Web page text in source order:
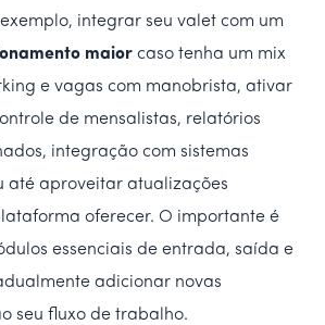
integrar seu valet com um
maior caso tenha um mix
e vagas com manobrista, ativar
de mensalistas, relatórios
integração com sistemas
até aproveitar atualizações
oferecer. O importante é
essenciais de entrada, saída e
adicionar novas
seu fluxo de trabalho.